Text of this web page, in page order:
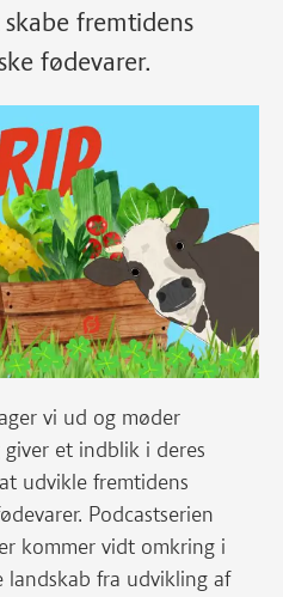
fremtidens
fødevarer.
vi ud og møder
et indblik i deres
udvikle fremtidens
Podcastserien
kommer vidt omkring i
fra udvikling af